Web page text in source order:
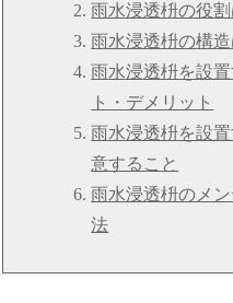
雨水浸透枡の役割
雨水浸透枡の構造
雨水浸透枡を設
ト・デメリット
雨水浸透枡を設
意すること
雨水浸透枡のメ
法